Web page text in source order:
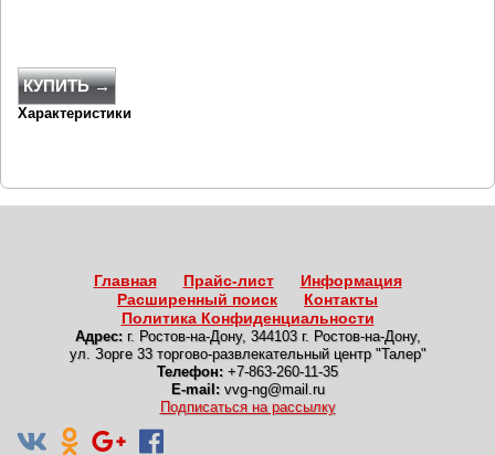
КУПИТЬ →
Характеристики
Главная Прайс-лист
Информация
Расширенный поиск
Контакты
Политика Конфиденциальности
Адрес: г. Ростов-на-Дону, 344103 г. Ростов-на-Дону,
ул. Зорге 33 торгово-развлекательный центр "Талер"
Телефон: +7-863-260-11-35
E-mail: vvg-ng@mail.ru
Подписаться на рассылку